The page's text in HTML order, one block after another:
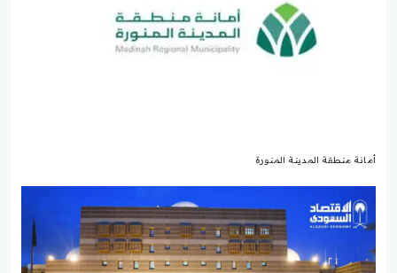
أمانة منطقة المدينة المنورة